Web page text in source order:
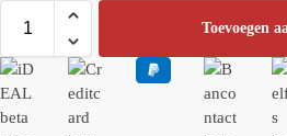
Toevoegen